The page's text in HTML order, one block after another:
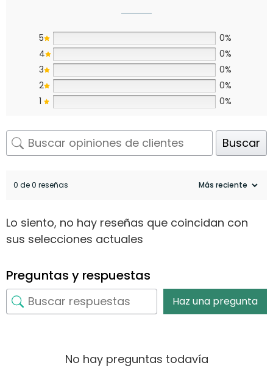
5
0%
4
0%
3
0%
2
0%
1
0%
Buscar
0 de 0 reseñas
Lo siento, no hay reseñas que coincidan con
sus selecciones actuales
Preguntas y respuestas
Haz una pregunta
No hay preguntas todavía